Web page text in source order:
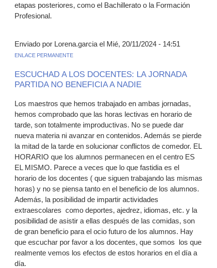
etapas posteriores, como el Bachillerato o la Formación
Profesional.
Enviado por Lorena.garcia el Mié, 20/11/2024 - 14:51
ENLACE PERMANENTE
ESCUCHAD A LOS DOCENTES: LA JORNADA
PARTIDA NO BENEFICIA A NADIE
Los maestros que hemos trabajado en ambas jornadas,
hemos comprobado que las horas lectivas en horario de
tarde, son totalmente improductivas. No se puede dar
nueva materia ni avanzar en contenidos. Además se pierde
la mitad de la tarde en solucionar conflictos de comedor. EL
HORARIO que los alumnos permanecen en el centro ES
EL MISMO. Parece a veces que lo que fastidia es el
horario de los docentes ( que siguen trabajando las mismas
horas) y no se piensa tanto en el beneficio de los alumnos.
Además, la posibilidad de impartir actividades
extraescolares como deportes, ajedrez, idiomas, etc. y la
posibilidad de asistir a ellas después de las comidas, son
de gran beneficio para el ocio futuro de los alumnos. Hay
que escuchar por favor a los docentes, que somos los que
realmente vemos los efectos de estos horarios en el día a
día.